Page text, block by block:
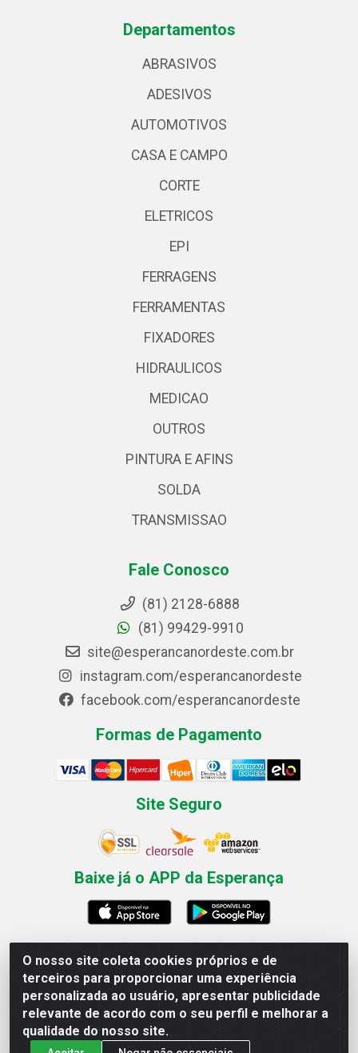
O nosso site coleta cookies próprios e de
terceiros para proporcionar uma experiência
personalizada ao usuário, apresentar publicidade
relevante de acordo com o seu perfil e melhorar a
qualidade do nosso site.
Departamentos
ABRASIVOS
ADESIVOS
AUTOMOTIVOS
CASA E CAMPO
CORTE
ELETRICOS
EPI
FERRAGENS
FERRAMENTAS
FIXADORES
HIDRAULICOS
MEDICAO
OUTROS
PINTURA E AFINS
SOLDA
TRANSMISSAO
Fale Conosco
(81) 2128-6888
(81) 99429-9910
site@esperancanordeste.com.br
instagram.com/esperancanordeste
facebook.com/esperancanordeste
Formas de Pagamento
Site Seguro
Baixe já o APP da Esperança
Esperança Nordeste - Rua Professor Caldas Filho, 291 -
Estância - Recife / PE CEP: 50771-335 - CNPJ
03.666.136/0001-23